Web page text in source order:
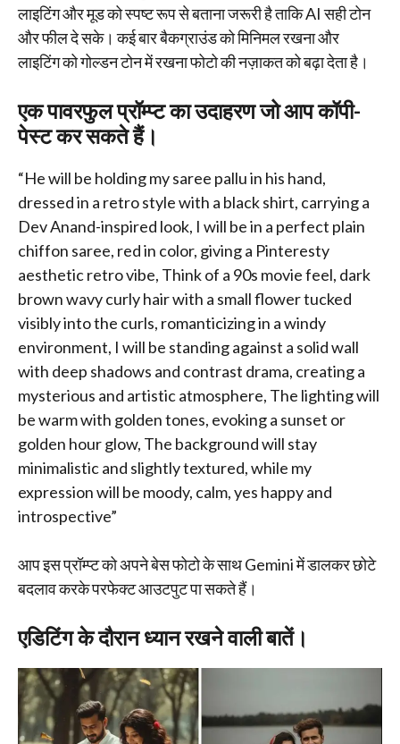
लाइटिंग और मूड को स्पष्ट रूप से बताना जरूरी है ताकि AI सही टोन
और फील दे सके। कई बार बैकग्राउंड को मिनिमल रखना और
लाइटिंग को गोल्डन टोन में रखना फोटो की नज़ाकत को बढ़ा देता है।
एक पावरफुल प्रॉम्प्ट का उदाहरण जो आप कॉपी-
पेस्ट कर सकते हैं।
“He will be holding my saree pallu in his hand,
dressed in a retro style with a black shirt, carrying a
Dev Anand-inspired look, I will be in a perfect plain
chiffon saree, red in color, giving a Pinteresty
aesthetic retro vibe, Think of a 90s movie feel, dark
brown wavy curly hair with a small flower tucked
visibly into the curls, romanticizing in a windy
environment, I will be standing against a solid wall
with deep shadows and contrast drama, creating a
mysterious and artistic atmosphere, The lighting will
be warm with golden tones, evoking a sunset or
golden hour glow, The background will stay
minimalistic and slightly textured, while my
expression will be moody, calm, yes happy and
introspective”
आप इस प्रॉम्प्ट को अपने बेस फोटो के साथ Gemini में डालकर छोटे
बदलाव करके परफेक्ट आउटपुट पा सकते हैं।
एडिटिंग के दौरान ध्यान रखने वाली बातें।